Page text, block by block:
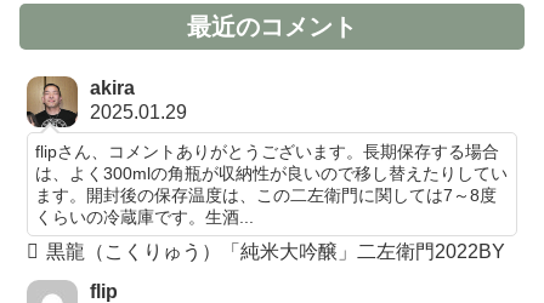
最近のコメント
akira
2025.01.29
flipさん、コメントありがとうございます。長期保存する場合
は、よく300mlの角瓶が収納性が良いので移し替えたりしてい
ます。開封後の保存温度は、この二左衛門に関しては7～8度
くらいの冷蔵庫です。生酒...
黒龍（こくりゅう）「純米大吟醸」二左衛門2022BY
flip